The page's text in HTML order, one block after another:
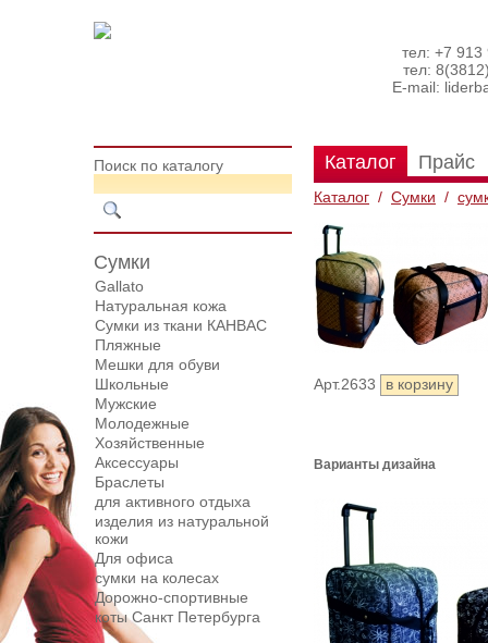
тел: +7 913
тел:
E-mail:
Поиск по каталогу
Сумки
Gallato
Натуральная кожа
Сумки из ткани КАНВАС
Пляжные
Мешки для обуви
Школьные
Мужские
Молодежные
Хозяйственные
Аксессуары
Браслеты
для активного отдыха
изделия из натуральной
кожи
Для офиса
сумки на колесах
Дорожнo-спортивные
коты Санкт Петербурга
Каталог Прайс
Каталог / Сумки /
Арт.2633
Варианты дизайна